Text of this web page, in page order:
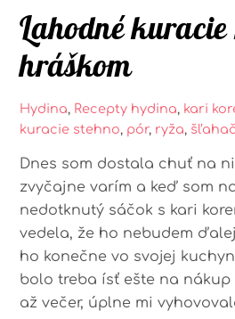
Lahodné
hráškom
Hydina, Recepty hydina, kari
kuracie stehno, pór, ryža,
Dnes som dostala chuť na
zvyčajne varím a keď som
nedotknutý sáčok s kari
vedela, že ho nebudem
ho konečne vo svojej
bolo treba ísť ešte na
až večer, úplne mi